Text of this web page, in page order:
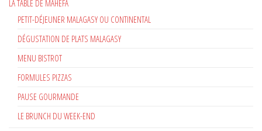
LA TABLE DE MAHEFA
PETIT-DÉJEUNER MALAGASY OU CONTINENTAL
DÉGUSTATION DE PLATS MALAGASY
MENU BISTROT
FORMULES PIZZAS
PAUSE GOURMANDE
LE BRUNCH DU WEEK-END